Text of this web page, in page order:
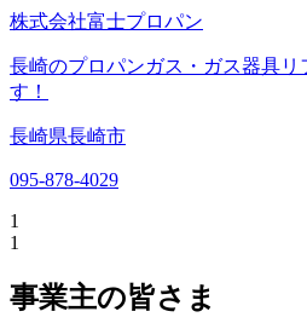
株式会社富士プロパン
長崎のプロパンガス・ガス器具
す！
長崎県長崎市
095-878-4029
1
1
事業主の皆さま